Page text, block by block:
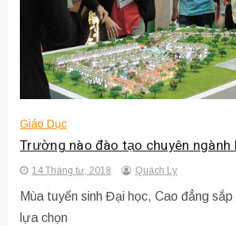
Giáo Dục
Trường nào đào tạo chuyên ngành
14 Tháng tư, 2018 Quách Ly
Mùa tuyển sinh Đại học, Cao đẳng
lựa chọn